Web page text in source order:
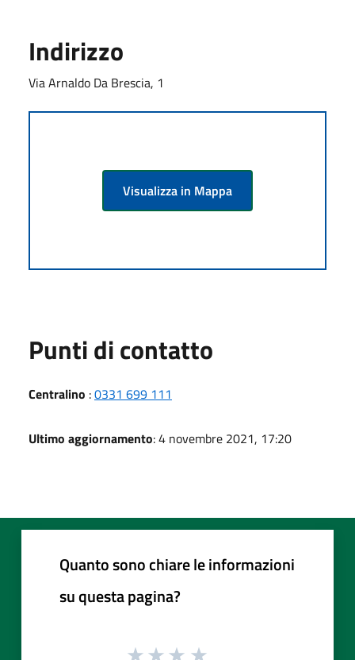
Indirizzo
Via Arnaldo Da Brescia, 1
Visualizza in Mappa
Punti di contatto
Centralino :0331 699 111
Ultimo aggiornamento: 4 novembre 2021, 17:20
Quanto sono chiare le informazioni
su questa pagina?